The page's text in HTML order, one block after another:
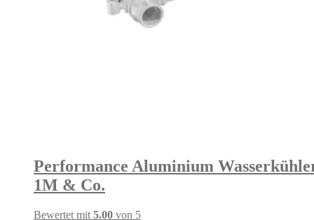
Performance Aluminium
1M & Co.
Bewertet mit 5.00 von 5